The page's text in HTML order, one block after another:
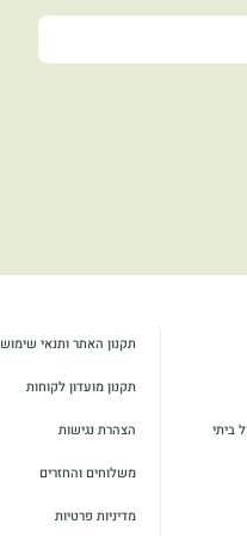
ביתי
תקנון האתר ותנאי שימוש
תקנון מועדון לקוחות
הצהרת נגישות
משלוחים והחזרים
מדיניות פרטיות